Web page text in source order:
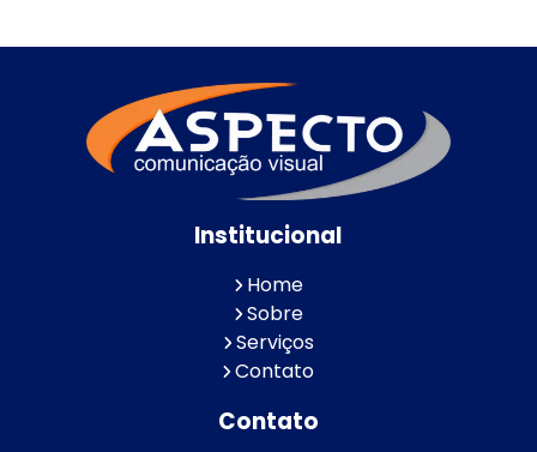
Institucional
Home
Sobre
Serviços
Contato
Contato